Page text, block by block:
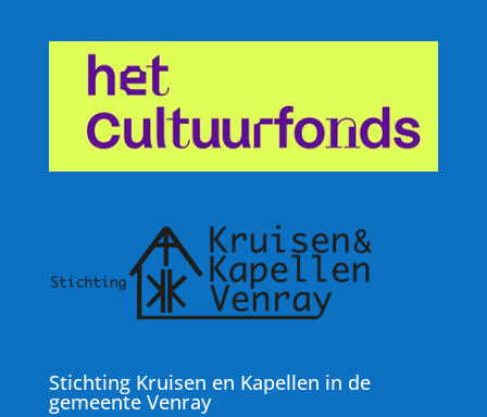
Stichting Kruisen en Kapellen in de
gemeente Venray